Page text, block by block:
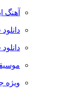
آهنگ
ویژه جام